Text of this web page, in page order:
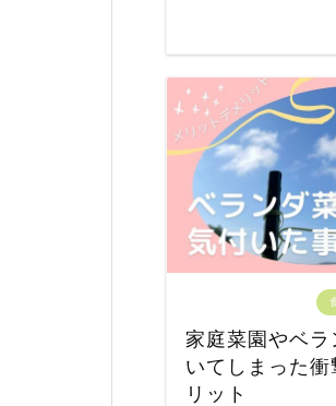
家庭菜園やベ
いてしまった衝
リット